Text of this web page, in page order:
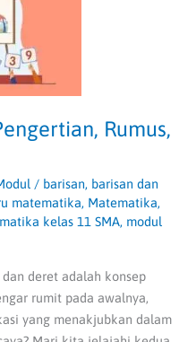
Rumus,
/ barisan, barisan dan
matematika, Matematika,
kelas 11 SMA, modul
dan deret adalah konsep
rumit pada awalnya,
yang menakjubkan dalam